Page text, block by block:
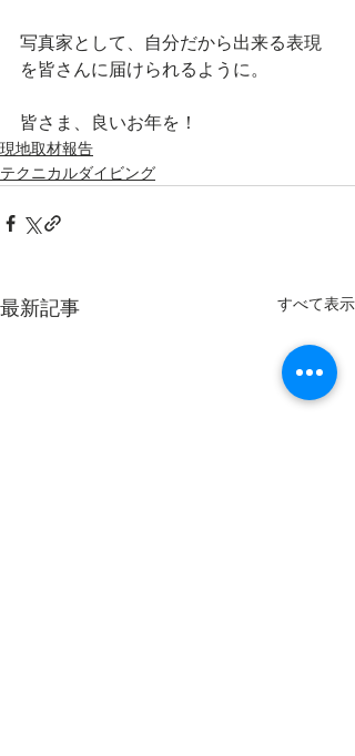
写真家として、自分だから出来る表現
を皆さんに届けられるように。
皆さま、良いお年を！
現地取材報告
テクニカルダイビング
最新記事 すべて表示